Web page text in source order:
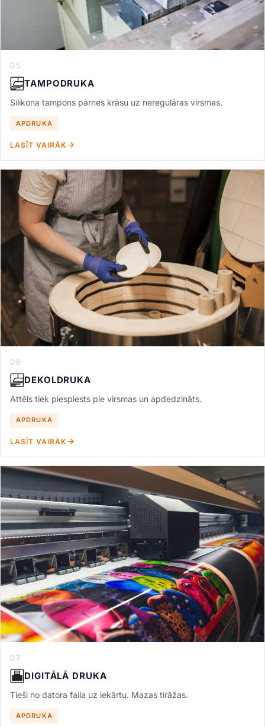
05
TAMPODRUKA
Silikona tampons pārnes krāsu uz neregulāras virsmas.
APDRUKA
LASĪT VAIRĀK
06
DEKOLDRUKA
Attēls tiek piespiests pie virsmas un apdedzināts.
APDRUKA
LASĪT VAIRĀK
07
DIGITĀLĀ DRUKA
Tieši no datora faila uz iekārtu. Mazas tirāžas.
APDRUKA